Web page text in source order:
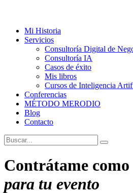
Mi Historia
Servicios
Consultoría Digital de
Consultoría IA
Casos de éxito
Mis libros
Cursos de Inteligencia
Conferencias
MÉTODO MERODIO
Blog
Contacto
Contrátame como
para tu evento